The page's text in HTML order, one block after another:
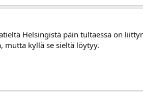
Helsingistä päin tultaessa on
mutta kyllä se sieltä löytyy.